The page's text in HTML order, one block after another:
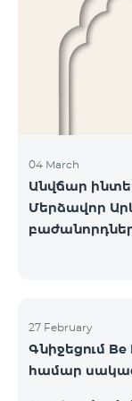
Կիրակի-08․03 Երևան Կենտրոն Իսակովի
պողոտա 3/7
Երևան
04 March
Անվճար
Մերձավոր
27 February
Գնիջեցում
համար